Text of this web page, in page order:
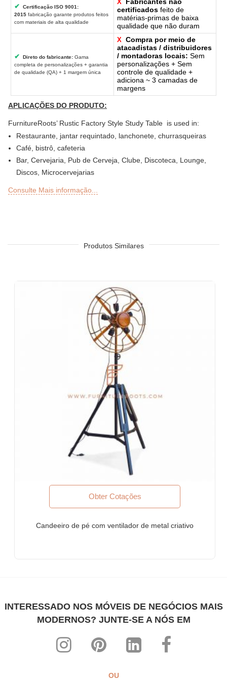
✔
Certificação ISO 9001:
2015 fabricação garante produtos feitos
com materiais de alta qualidade
X
certificados feito de
matérias-primas de baixa
qualidade que não duram
✔ Direto do fabricante: Gama
completa de personalizações + garantia
de qualidade (QA) + 1 margem única
X Compra por meio de
atacadistas / distribuidores
/ montadoras locais: Sem
personalizações + Sem
controle de qualidade +
adiciona ~ 3 camadas de
margens
APLICAÇÕES DO PRODUTO:
FurnitureRoots’ Rustic Factory Style Study Table is used in:
Restaurante, jantar requintado, lanchonete, churrasqueiras
Café, bistrô, cafeteria
Bar, Cervejaria, Pub de Cerveja, Clube, Discoteca, Lounge,
Discos, Microcervejarias
Bar ao ar livre, Sky Lounge, Rooftop, jardim ou seções de
Hotel, Resort, Pousada, Motel
Escritórios e espaços de colaboração
Projetos chave na mão, contratos de móveis, sociedades
Móveis para arquitetos e designers de interiores
Importadores e exportadores de móveis
Desenhos de exportação de móveis indianos
Lojas de móveis e cadeias de varejo
Eventos corporativos, casamentos e banquetes
Shoppings e praças de alimentação
Resorts e vivendas de férias
Espaços de convivência, albergues
Hospedagem corporativa e estadias prolongadas
Móveis para empresas Fortune-500, empresas de capital
aberto, corporações multinacionais (MNCs)
Móveis para bancos
Móveis para escritórios de advocacia
POR QUE FURNITUREROOTS?
Projetos altamente individualistas misturados com altos níveis
de conforto ergonômico
Toda a nossa linha pode ser customizada para combinar com
qualquer tema, interior e decoração
Os preços de fabricante mais acessíveis de todos os tempos!
Consulte Mais informação...
Produtos Similares
Obter Cotações
Candeeiro de pé com ventilador de metal criativo
INTERESSADO NOS MÓVEIS DE NEGÓCIOS MAIS
MODERNOS? JUNTE-SE A NÓS EM
OU